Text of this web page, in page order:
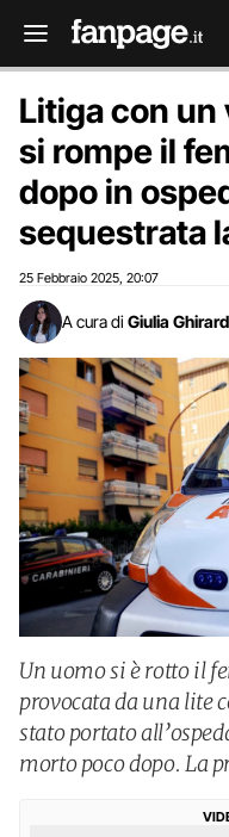
Litiga con un
si rompe il
dopo in
sequestrata
25 Febbraio 2025 20:07
A cura di Giulia
Un uomo si è rotto il
provocata da una lite
stato portato
morto poco dopo. La